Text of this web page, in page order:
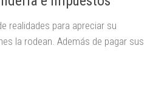
realidades para apreciar su
la rodean. Además de pagar sus